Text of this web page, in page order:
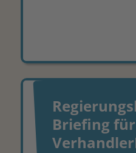
Briefing für